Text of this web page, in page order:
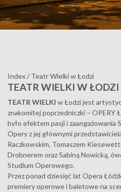
Index/ Teatr Wielki w Łodzi
TEATR WIELKI W ŁODZI
TEATR WIELKI w Łodzi jest
znakomitej poprzedniczki – OPERY
było efektem pasji i zaangażowania
Opery z jej głównymi
Raczkowskim, Tomaszem
Drobnerem oraz Sabiną Nowicką,
Studium Operowego.
Przez ponad dziesięć lat Opera
premiery operowe i baletowe na